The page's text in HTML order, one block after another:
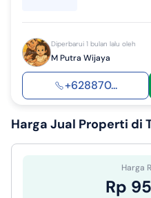
Diperbarui 1 bulan lalu oleh
M Putra Wijaya
+628870...
Harga Jual Properti di
Harga
Rp